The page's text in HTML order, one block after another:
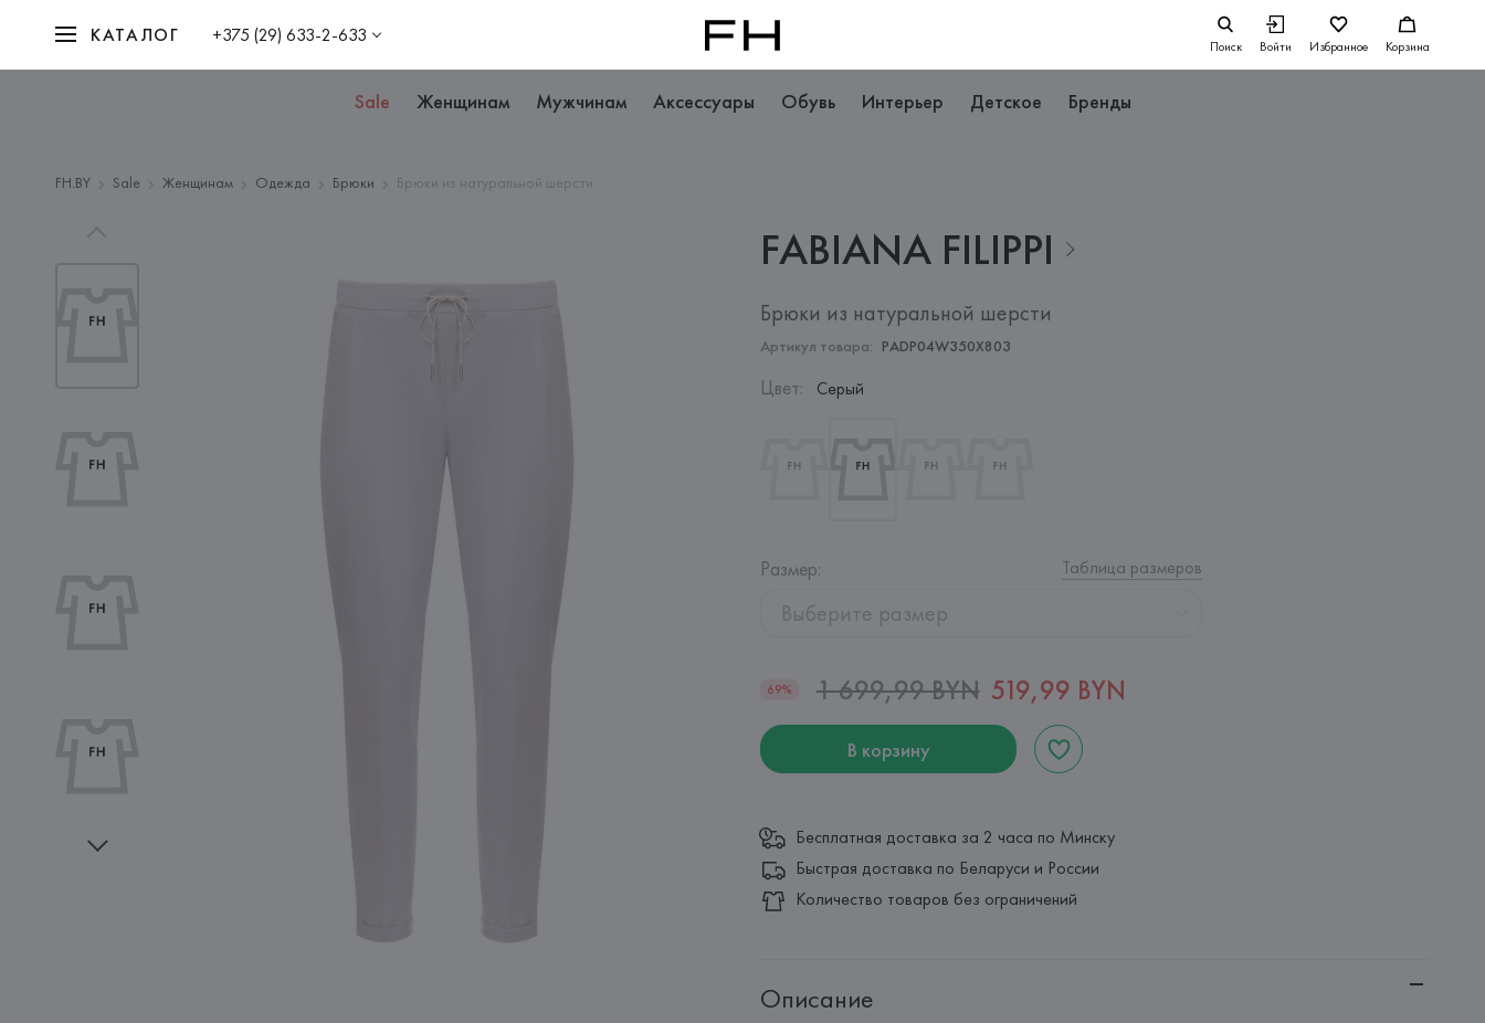
КАТАЛОГ +375 (29) 633-2-633 Поиск Войти Избранное Корзина
Sale Женщинам Мужчинам Аксессуары Обувь Интерьер Детское Бренды
FH.BY Sale Женщинам Одежда Брюки Брюки из натуральной шерсти
FABIANA FILIPPI
Брюки из натуральной шерсти
Артикул товара: PADP04W350X803
Цвет: Серый
Размер: Таблица размеров
Выберите размер
69% 1 699,99 BYN 519,99 BYN
В корзину
Бесплатная доставка за 2 часа по Минску
Быстрая доставка по Беларуси и России
Количество товаров без ограничений
Описание